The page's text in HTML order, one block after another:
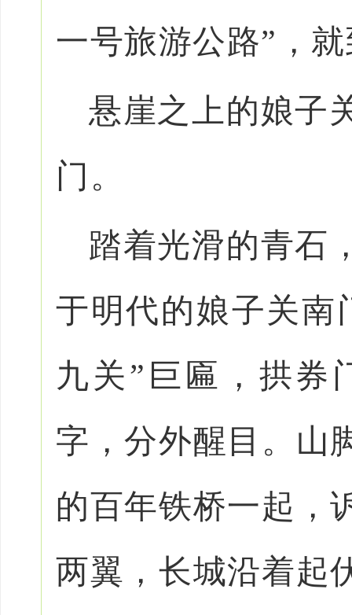
一号旅游公路”，
悬崖之上的娘子
门。
踏着光滑的青石
于明代的娘子关南
九关”巨匾，拱券
字，分外醒目。山
的百年铁桥一起，
两翼，长城沿着起